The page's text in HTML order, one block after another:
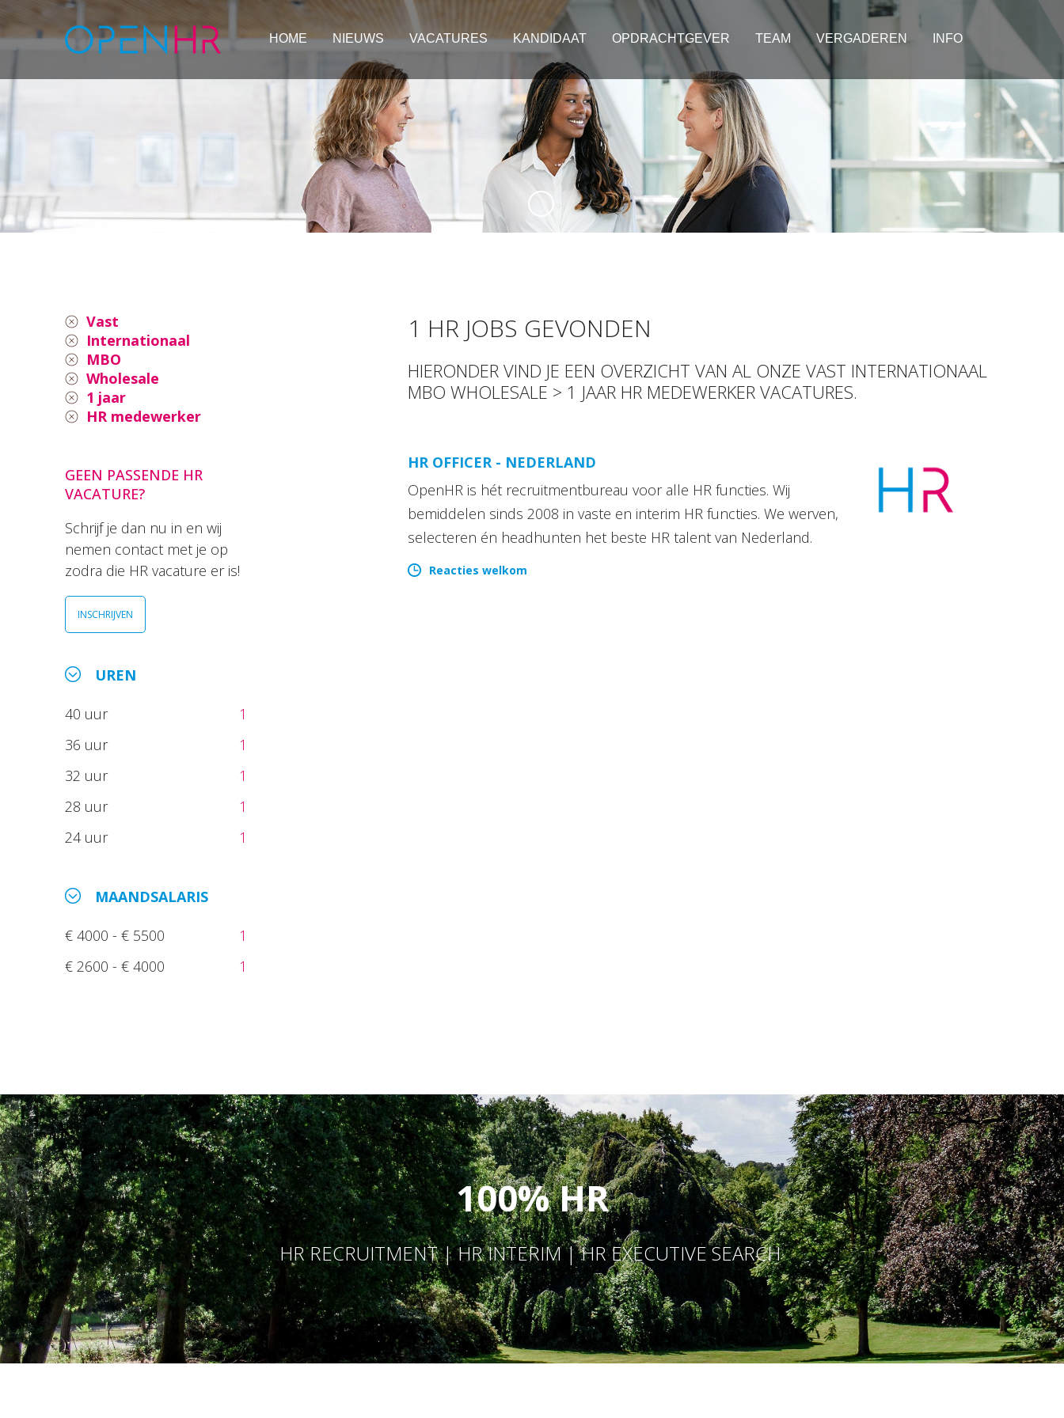
HOME NIEUWS VACATURES KANDIDAAT OPDRACHTGEVER TEAM VERGADEREN INFO
Vast
Internationaal
MBO
Wholesale
1 jaar
HR medewerker
GEEN PASSENDE HR
VACATURE?
Schrijf je dan nu in en wij
nemen contact met je op
zodra die HR vacature er is!
INSCHRIJVEN
UREN
40 uur
1
36 uur
1
32 uur
1
28 uur
1
24 uur
1
MAANDSALARIS
€ 4000 - € 5500
1
€ 2600 - € 4000
1
1 HR JOBS GEVONDEN
HIERONDER VIND JE EEN OVERZICHT VAN AL ONZE VAST INTERNATIONAAL
MBO WHOLESALE > 1 JAAR HR MEDEWERKER VACATURES.
HR OFFICER - NEDERLAND
OpenHR is hét recruitmentbureau voor alle HR functies. Wij
bemiddelen sinds 2008 in vaste en interim HR functies. We werven,
selecteren én headhunten het beste HR talent van Nederland.
Reacties welkom
100% HR
HR RECRUITMENT | HR INTERIM | HR EXECUTIVE SEARCH